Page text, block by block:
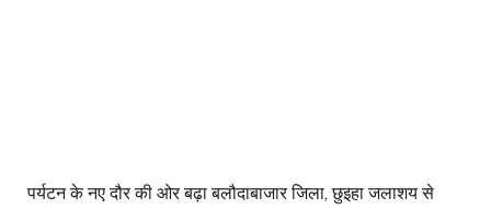
पर्यटन के नए दौर की ओर बढ़ा बलौदाबाजार जिला, छुइहा जलाशय से